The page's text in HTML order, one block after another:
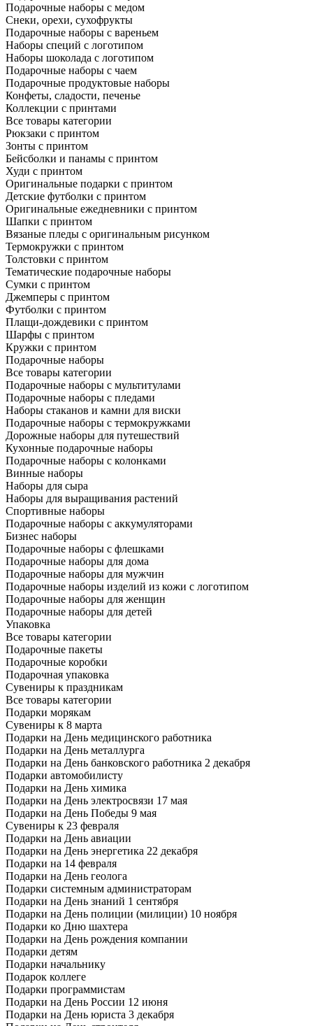
Подарочные наборы с медом
Снеки, орехи, сухофрукты
Подарочные наборы с вареньем
Наборы специй с логотипом
Наборы шоколада с логотипом
Подарочные наборы с чаем
Подарочные продуктовые наборы
Конфеты, сладости, печенье
Коллекции с принтами
Все товары категории
Рюкзаки с принтом
Зонты с принтом
Бейсболки и панамы с принтом
Худи с принтом
Оригинальные подарки с принтом
Детские футболки с принтом
Оригинальные ежедневники с принтом
Шапки с принтом
Вязаные пледы с оригинальным рисунком
Термокружки с принтом
Толстовки с принтом
Тематические подарочные наборы
Сумки с принтом
Джемперы с принтом
Футболки с принтом
Плащи-дождевики с принтом
Шарфы с принтом
Кружки с принтом
Подарочные наборы
Все товары категории
Подарочные наборы с мультитулами
Подарочные наборы с пледами
Наборы стаканов и камни для виски
Подарочные наборы с термокружками
Дорожные наборы для путешествий
Кухонные подарочные наборы
Подарочные наборы с колонками
Винные наборы
Наборы для сыра
Наборы для выращивания растений
Спортивные наборы
Подарочные наборы с аккумуляторами
Бизнес наборы
Подарочные наборы с флешками
Подарочные наборы для дома
Подарочные наборы для мужчин
Подарочные наборы изделий из кожи с логотипом
Подарочные наборы для женщин
Подарочные наборы для детей
Упаковка
Все товары категории
Подарочные пакеты
Подарочные коробки
Подарочная упаковка
Сувениры к праздникам
Все товары категории
Подарки морякам
Сувениры к 8 марта
Подарки на День медицинского работника
Подарки на День металлурга
Подарки на День банковского работника 2 декабря
Подарки автомобилисту
Подарки на День химика
Подарки на День электросвязи 17 мая
Подарки на День Победы 9 мая
Сувениры к 23 февраля
Подарки на День авиации
Подарки на День энергетика 22 декабря
Подарки на 14 февраля
Подарки на День геолога
Подарки системным администраторам
Подарки на День знаний 1 сентября
Подарки на День полиции (милиции) 10 ноября
Подарки ко Дню шахтера
Подарки на День рождения компании
Подарки детям
Подарки начальнику
Подарок коллеге
Подарки программистам
Подарки на День России 12 июня
Подарки на День юриста 3 декабря